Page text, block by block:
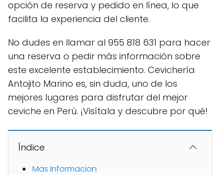
opción de reserva y pedido en línea, lo que
facilita la experiencia del cliente.
No dudes en llamar al 955 818 631 para hacer
una reserva o pedir más información sobre
este excelente establecimiento. Cevichería
Antojito Marino es, sin duda, uno de los
mejores lugares para disfrutar del mejor
ceviche en Perú. ¡Visítala y descubre por qué!
Índice
Mas Informacion